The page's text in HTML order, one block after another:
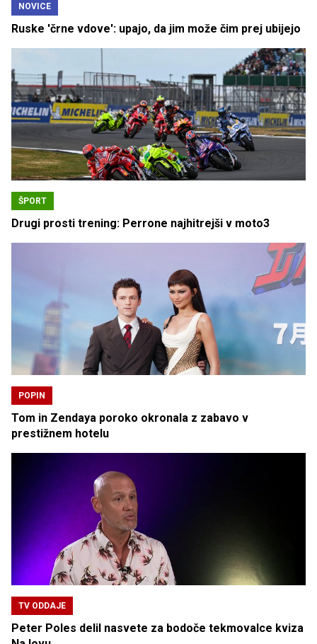
NOVICE
Ruske 'črne vdove': upajo, da jim može čim prej ubijejo
ŠPORT
Drugi prosti trening: Perrone najhitrejši v moto3
POPIN
Tom in Zendaya poroko okronala z zabavo v
prestižnem hotelu
TV ODDAJE
Peter Poles delil nasvete za bodoče tekmovalce kviza